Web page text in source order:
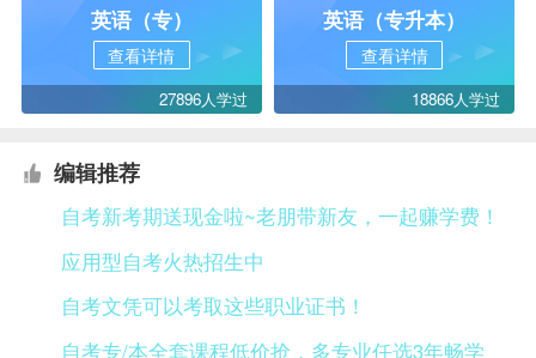
英语（专）
查看详情
27896人学过
英语（专升本）
查看详情
18866人学过
编辑推荐
自考新考期送现金啦~老朋带新友，一起赚学费！
应用型自考火热招生中
自考文凭可以考取这些职业证书！
自考专/本全套课程低价抢，多专业任选3年畅学